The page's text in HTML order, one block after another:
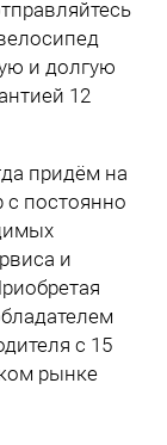
и долгую
12
придём на
постоянно
и
с 15
рынке